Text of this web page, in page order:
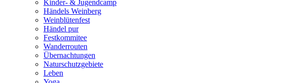
Kinder- & Jugendcamp
Händels Weinberg
Weinblütenfest
Händel pur
Festkommitee
Wanderrouten
Übernachtungen
Naturschutzgebiete
Leben